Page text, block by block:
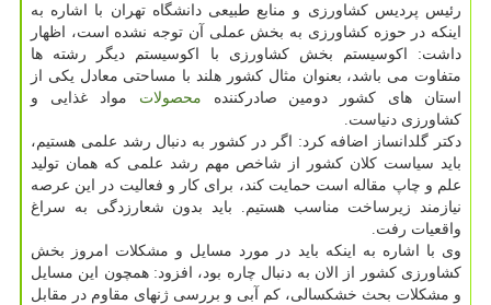
رئیس پردیس کشاورزی و منابع طبیعی دانشگاه تهران با اشاره به
اینکه در حوزه کشاورزی به بخش عملی آن توجه نشده است، اظهار
داشت: اکوسیستم بخش کشاورزی با اکوسیستم دیگر رشته ها
متفاوت می باشد، بعنوان مثال کشور هلند با مساحتی معادل یکی از
استان های کشور دومین صادرکننده محصولات مواد غذایی و
کشاورزی دنیاست.
دکتر گلدانساز اضافه کرد: اگر در کشور به دنبال رشد علمی هستیم،
باید سیاست کلان کشور از شاخص مهم رشد علمی که همان تولید
علم و چاپ مقاله است حمایت کند، برای کار و فعالیت در این عرصه
نیازمند زیرساخت مناسب هستیم. باید بدون شعارزدگی به سراغ
واقعیات رفت.
وی با اشاره به اینکه باید در مورد مسایل و مشکلات امروز بخش
کشاورزی کشور از الان به دنبال چاره بود، افزود: همچون این مسایل
و مشکلات بحث خشکسالی، کم آبی و بررسی ژنهای مقاوم در مقابل